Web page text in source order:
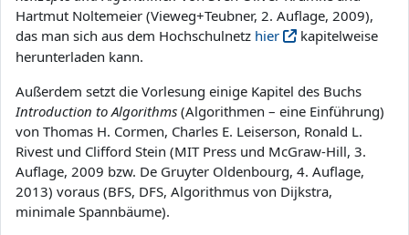
Hartmut Noltemeier (Vieweg+Teubner, 2.­ Auflage, 2009),
das man sich aus dem Hochschulnetz hier
kapitelweise
herunterladen kann.
Außerdem setzt die Vorlesung einige Kapitel des Buchs
Introduction to Algorithms (Algorithmen – eine Einführung)
von Thomas H. Cormen, Charles E. Leiserson, Ronald L.
Rivest und Clifford Stein (MIT Press und McGraw-Hill, 3.
Auflage, 2009 bzw. De Gruyter Oldenbourg, 4. Auflage,
2013) voraus (BFS, DFS, Algorithmus von Dijkstra,
minimale Spannbäume).